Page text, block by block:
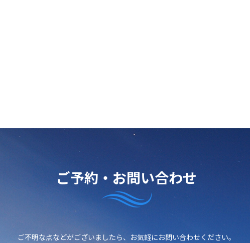
ご予約・お問い合わせ
ご不明な点などがございましたら、 お気軽にお問い合わせください。